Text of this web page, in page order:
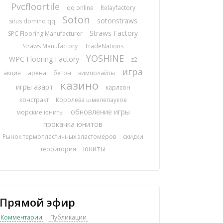
Pvcfloortile qq online
Relayfactory
situs domino qq
Soton sotonstraws
SPC Flooring Manufacturer Straws Factory
Straws Manufactory TradeNations
WPC Flooring Factory YOSHINE
z2
акция
арена бетон вимполайты игра
игры азарт казино
карлсон
констракт
Королева шмелепауков
морские юниты
обновление игры
прокачка юнитов
Рынок термопластичных эластомеров
скидки
территория
юниты
эфир
Комментарии Публикации